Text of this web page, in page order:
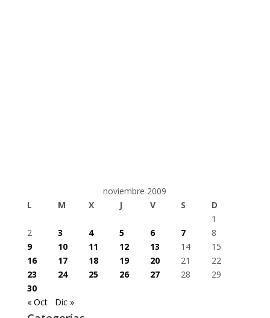
noviembre 2009
L
M X J V S
D
1
2
3 4 5 6 7
8
9
10 11 12 13 14
15
16
17 18 19 20 21
22
23
24 25 26 27 28
29
30
« Oct
Dic »